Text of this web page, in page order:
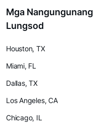
Mga Nangungunang
Lungsod
Houston, TX
Miami, FL
Dallas, TX
Los Angeles, CA
Chicago, IL